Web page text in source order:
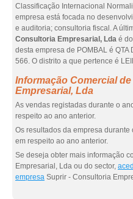
Classificação Internacional
empresa está focada no
e auditoria; consultoria fiscal. A
Consultoria Empresarial, Lda é
desta empresa de POMBAL é QTA
566. O distrito a que pertence é
Informação Comercial
Empresarial, Lda
As vendas registadas durante o
respeito ao ano anterior.
Os resultados da empresa
em respeito ao ano anterior.
Se deseja obter mais informação
Empresarial, Lda ou do sector,
empresa Suprir - Consultoria